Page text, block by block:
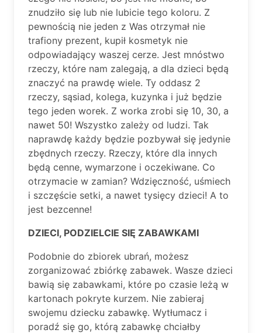
znudziło się lub nie lubicie tego koloru. Z
pewnością nie jeden z Was otrzymał nie
trafiony prezent, kupił kosmetyk nie
odpowiadający waszej cerze. Jest mnóstwo
rzeczy, które nam zalegają, a dla dzieci będą
znaczyć na prawdę wiele. Ty oddasz 2
rzeczy, sąsiad, kolega, kuzynka i już będzie
tego jeden worek. Z worka zrobi się 10, 30, a
nawet 50! Wszystko zależy od ludzi. Tak
naprawdę każdy będzie pozbywał się jedynie
zbędnych rzeczy. Rzeczy, które dla innych
będą cenne, wymarzone i oczekiwane. Co
otrzymacie w zamian? Wdzięczność, uśmiech
i szczęście setki, a nawet tysięcy dzieci! A to
jest bezcenne!
DZIECI, PODZIELCIE SIĘ ZABAWKAMI
Podobnie do zbiorek ubrań, możesz
zorganizować zbiórkę zabawek. Wasze dzieci
bawią się zabawkami, które po czasie leżą w
kartonach pokryte kurzem. Nie zabieraj
swojemu dziecku zabawkę. Wytłumacz i
poradź się go, którą zabawkę chciałby